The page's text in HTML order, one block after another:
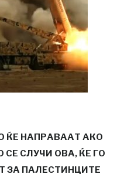
ЌЕ НАПРАВААТ АКО
СЕ СЛУЧИ ОВА, ЌЕ ГО
ЗА ПАЛЕСТИНЦИТЕ